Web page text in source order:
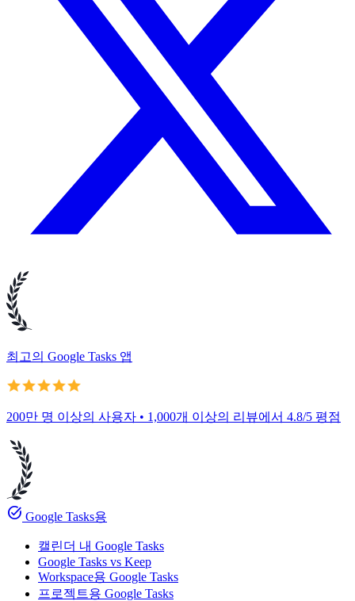
최고의 Google Tasks 앱
200만 명 이상의 사용자 • 1,000개 이상의 리뷰에서 4.8/5 평점
task_alt Google Tasks용
캘린더 내 Google Tasks
Google Tasks vs Keep
Workspace용 Google Tasks
프로젝트용 Google Tasks